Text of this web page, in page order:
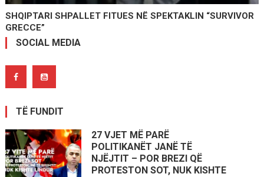
SHQIPTARI SHPALLET FITUES NË SPEKTAKLIN “SURVIVOR
GRECCE”
SOCIAL MEDIA
TË FUNDIT
27 VJET MË PARË
POLITIKANËT JANË TË
NJËJTIT – POR BREZI QË
PROTESTON SOT, NUK KISHTE